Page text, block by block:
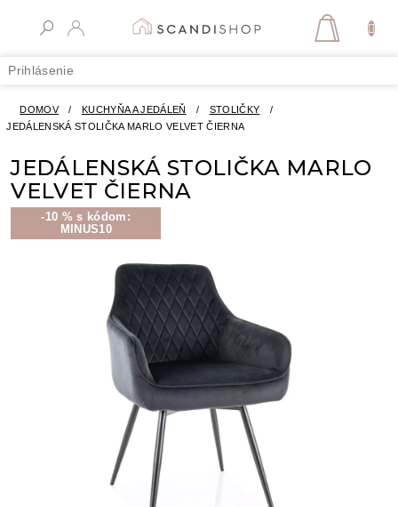
Prihlásenie
DOMOV / KUCHYŇA A JEDÁLEŇ / STOLIČKY
/
JEDÁLENSKÁ STOLIČKA MARLO VELVET ČIERNA
JEDÁLENSKÁ STOLIČKA MARLO
VELVET ČIERNA
-10 % s kódom:
MINUS10